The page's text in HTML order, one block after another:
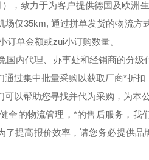
，致力于为客户提供德国及欧洲
仅35km, 通过拼单发货的物流
订单金额或zui小订购数量。
内代理、办事处和经销商的分
过集中批量采购以获取厂商*折
以帮助您寻找并代为采购，为本
的物流管理，*的售后服务，我
了提高报价效率，请您务必提供